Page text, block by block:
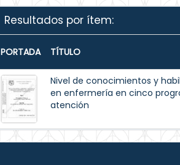
Resultados por ítem:
PORTADA TÍTULO
Nivel de conocimientos y
en enfermería en cinco
atención